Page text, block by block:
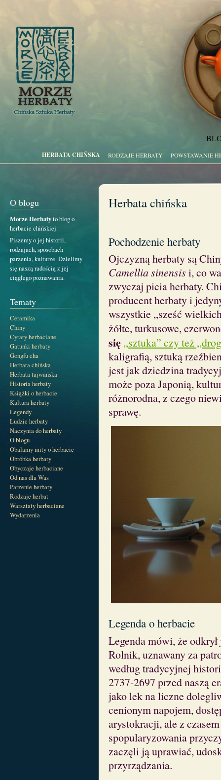
HERBATA CHIŃSKA RODZAJE HERBATY POWSTAWANIE
O blogu
Morze Herbatyto blog o
herbacie chińskiej.
Piszemy o jej historii,
rodzajach, sposobach
parzenia, kulturze. Dzielimy
się naszą radością z jej
ciągłego poznawania.
Tematy
Ceramika
Chiny
Cytaty herbaciane
Gatunki herbaty
Gongfu cha
Herbata chińska
Herbata tajwańska
Historia herbaty
Książki o herbacie
Kultura herbaty
Legendy
Ludzie herbaty
Naczynia do herbaty
O blogu
Obalamy mity o herbacie
Obróbka herbaty
Obyczaje herbaciane
Od nas dla Was
Parzenie herbaty
Rodzaje herbat
Warsztaty herbaciane
Wydarzenia
Herbata chińska
Pochodzenie herbaty
Ojczyzną herbaty są
Camellia sinensis i, co
zwyczaj picia herbaty.
producent herbaty i
wszystkie „sześć
żółte, turkusowe,
się „sztuka” czy też
kaligrafią, sztuką
jest jak dziedzina
może poza Japonią,
różnorodna, z czego
sprawę.
Legenda o herbacie
Legenda mówi, że
Rolnik, uznawany za
według tradycyjnej
2737-2697 przed naszą
jako lek na liczne
cenionym napojem,
arystokracji, ale z
spopularyzowania
zaczęli ją uprawiać,
przyrządzania.